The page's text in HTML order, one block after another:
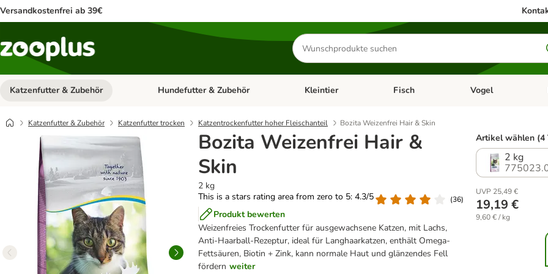
Versandkostenfrei ab 39€
Produkte
suchen
Katzenfutter & Zubehör Kategorie-Menü öffnen: Katzenfutter & Zubehör
Hundefutter & Zubehör Kategorie-Menü öffnen: Hundefutter & Zubehör
Kleintier Kategorie-Menü öffnen: Kleintier
Fisch Kategorie-Menü
Vogel
Katzenfutter & Zubehör Katzenfutter trocken Katzentrockenfutter hoher Fleischanteil Bozita Weizenfrei Hair & Skin
Bozita Weizenfrei Hair &
Skin
2 kg
This is a stars rating area from zero to 5: 4.3/5
(36)
Produkt bewerten
Weizenfreies Trockenfutter für ausgewachsene Katzen, mit Lachs,
Anti-Haarball-Rezeptur, ideal für Langhaarkatzen, enthält Omega-
Fettsäuren, Biotin + Zink, kann normale Haut und glänzendes Fell
fördern weiter
Artikel wählen (4
2 kg
UVP 25,49 €
19,19 €
9,60 € / kg